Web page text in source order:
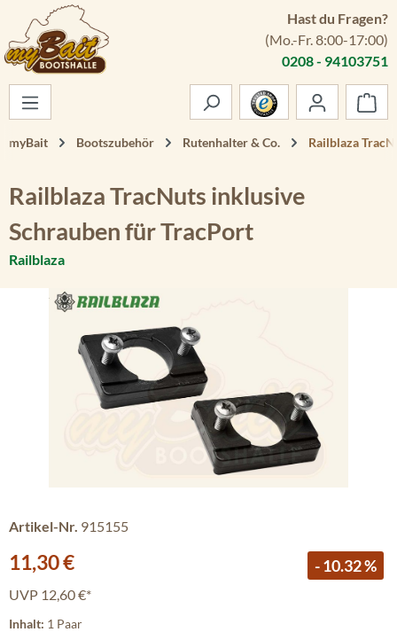
Zum Hauptinhalt springen
Hast du Fragen?
(Mo.-Fr. 8:00-17:00)
0208 - 94103751
myBait Bootszubehör Rutenhalter & Co. Railblaza
Railblaza TracNuts inklusive
Schrauben für TracPort
Railblaza
Bildergalerie überspringen
Artikel-Nr. 915155
Verkaufspreis:
11,30 € - 10.32 %
UVP 12,60 €*
Inhalt: 1 Paar